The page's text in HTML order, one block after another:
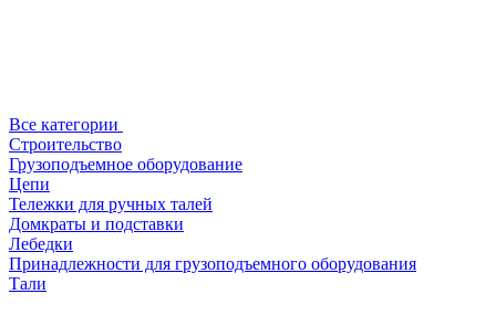
Все категории
Строительство
Грузоподъемное оборудование
Цепи
Тележки для ручных талей
Домкраты и подставки
Лебедки
Принадлежности для грузоподъемного оборудования
Тали